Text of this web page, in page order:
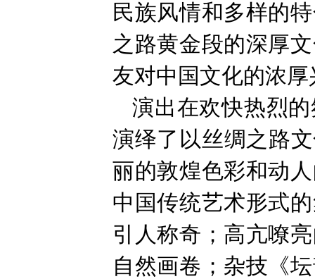
民族风情和多样的
之路黄金段的深厚
友对中国文化的浓厚
演出在欢快热烈
演绎了以丝绸之路
丽的敦煌色彩和动
中国传统艺术形式
引人称奇；高亢嘹
自然画卷；杂技《